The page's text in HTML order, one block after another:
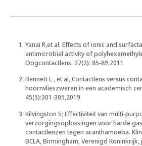
Yanai R,et al. Effects of ionic and
antimicrobial activity of
Oogcontactlens. 37(2): 85-89,2011
Bennett L , et al, Contactlens versus
hoornvlieszweren in een academisch
45(5):301-305,2019
Kilvingston S; Effectiviteit van multi-
verzorgingsoplossingen voor harde
contactlenzen tegen acanthamoeba.
BCLA, Birmingham, Verenigd Koninkrijk,